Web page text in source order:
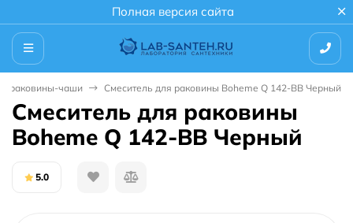
Полная версия сайта
раковины-чаши Смеситель для раковины Boheme Q 142-BB Черный
Смеситель для раковины
Boheme Q 142-BB Черный
5.0